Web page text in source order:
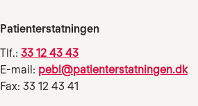
Patienterstatningen
Tlf.: 33 12 43 43
E-mail: pebl@patienterstatningen.dk
Fax: 33 12 43 41